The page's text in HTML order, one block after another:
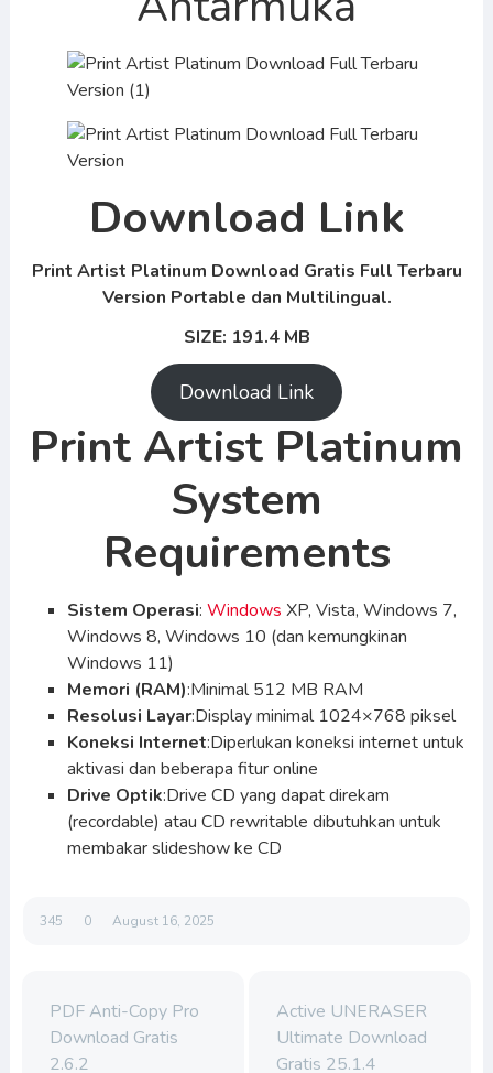
Download Link
Print Artist Platinum Download Gratis Full Terbaru
Version Portable dan Multilingual.
SIZE: 191.4 MB
Download Link
Print Artist Platinum
System
Requirements
Sistem Operasi: Windows XP, Vista, Windows 7,
Windows 8, Windows 10 (dan kemungkinan
Windows 11)
Memori (RAM):Minimal 512 MB RAM
Resolusi Layar:Display minimal 1024×768 piksel
Koneksi Internet:Diperlukan koneksi internet untuk
aktivasi dan beberapa fitur online
Drive Optik:Drive CD yang dapat direkam
(recordable) atau CD rewritable dibutuhkan untuk
membakar slideshow ke CD
345 0 August 16, 2025
PDF Anti-Copy Pro
Download Gratis
2.6.2
Active UNERASER
Ultimate Download
Gratis 25.1.4